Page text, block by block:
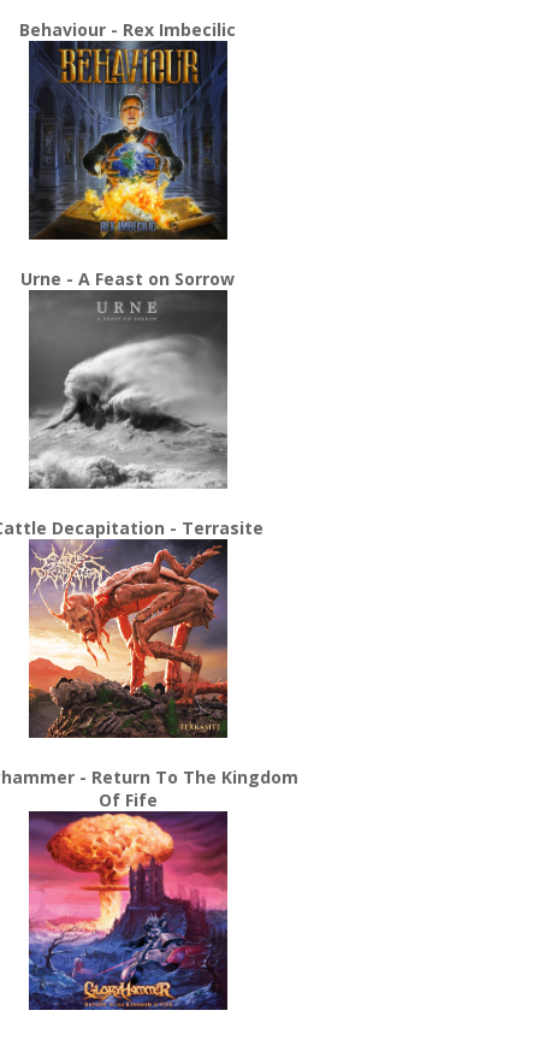
Behaviour - Rex Imbecilic
Urne - A Feast on Sorrow
Decapitation - Terrasite
- Return To The Kingdom
Of Fife